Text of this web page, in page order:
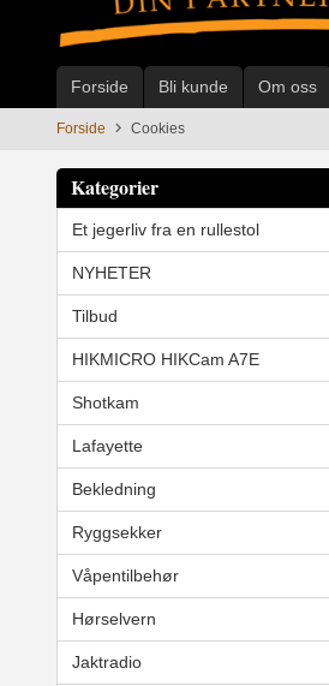
Forside Bli kunde Om oss
Forside Cookies
Kategorier
Et jegerliv fra en rullestol
NYHETER
Tilbud
HIKMICRO HIKCam A7E
Shotkam
Lafayette
Bekledning
Ryggsekker
Våpentilbehør
Hørselvern
Jaktradio